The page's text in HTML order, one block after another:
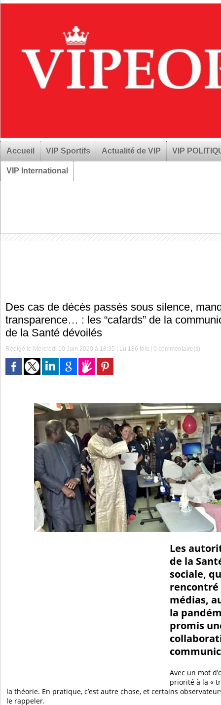
Accueil VIP Sportifs Actualité de VIP VIP
VIP International
Des cas de décès passés sous silence,
transparence… : les “cafards” de la
de la Santé dévoilés
Rédigé le Mercredi 10 Juin 2020 à 18:35 | Lu 186 fois |0 commentaire(s)
Les
de la
sociale,
rencontré
médias,
la
promis
Avec un mot
priorité à la «
la théorie. En pratique, c’est autre chose, et certains
le rappeler.